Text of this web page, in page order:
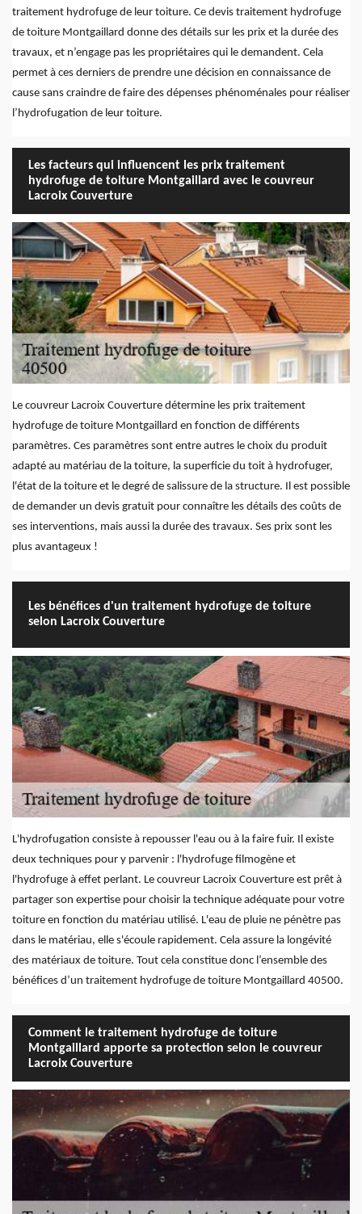
traitement hydrofuge de leur toiture. Ce devis traitement hydrofuge
de toiture Montgaillard donne des détails sur les prix et la durée des
travaux, et n’engage pas les propriétaires qui le demandent. Cela
permet à ces derniers de prendre une décision en connaissance de
cause sans craindre de faire des dépenses phénoménales pour réaliser
l’hydrofugation de leur toiture.
Les facteurs qui influencent les prix traitement
hydrofuge de toiture Montgaillard avec le couvreur
Lacroix Couverture
Le couvreur Lacroix Couverture détermine les prix traitement
hydrofuge de toiture Montgaillard en fonction de différents
paramètres. Ces paramètres sont entre autres le choix du produit
adapté au matériau de la toiture, la superficie du toit à hydrofuger,
l'état de la toiture et le degré de salissure de la structure. Il est possible
de demander un devis gratuit pour connaître les détails des coûts de
ses interventions, mais aussi la durée des travaux. Ses prix sont les
plus avantageux !
Les bénéfices d'un traitement hydrofuge de toiture
selon Lacroix Couverture
L'hydrofugation consiste à repousser l'eau ou à la faire fuir. Il existe
deux techniques pour y parvenir : l'hydrofuge filmogène et
l'hydrofuge à effet perlant. Le couvreur Lacroix Couverture est prêt à
partager son expertise pour choisir la technique adéquate pour votre
toiture en fonction du matériau utilisé. L'eau de pluie ne pénètre pas
dans le matériau, elle s'écoule rapidement. Cela assure la longévité
des matériaux de toiture. Tout cela constitue donc l’ensemble des
bénéfices d’un traitement hydrofuge de toiture Montgaillard 40500.
Comment le traitement hydrofuge de toiture
Montgaillard apporte sa protection selon le couvreur
Lacroix Couverture